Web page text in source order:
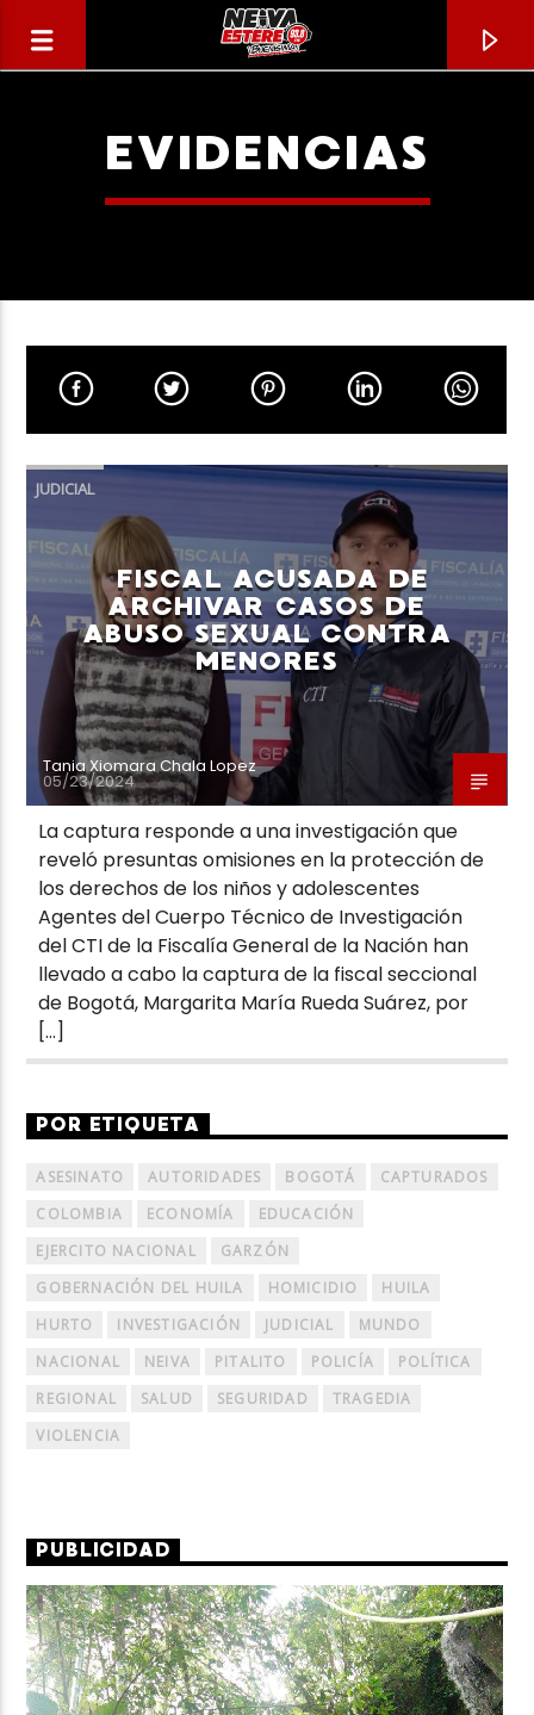
TÍTULO
ARTISTA
Neiva Estereo
EVIDENCIAS
JUDICIAL
FISCAL ACUSADA DE
ARCHIVAR CASOS DE
ABUSO SEXUAL CONTRA
MENORES
Tania Xiomara Chala Lopez
05/23/2024
La captura responde a una investigación que
reveló presuntas omisiones en la protección de
los derechos de los niños y adolescentes
Agentes del Cuerpo Técnico de Investigación
del CTI de la Fiscalía General de la Nación han
llevado a cabo la captura de la fiscal seccional
de Bogotá, Margarita María Rueda Suárez, por
[…]
POR ETIQUETA
ASESINATO AUTORIDADES BOGOTÁ
CAPTURADOS
COLOMBIA
ECONOMÍA
EDUCACIÓN
EJERCITO NACIONAL
GARZÓN
GOBERNACIÓN DEL HUILA
HOMICIDIO
HUILA
HURTO
INVESTIGACIÓN JUDICIAL
MUNDO
NACIONAL
NEIVA PITALITO POLICÍA
POLÍTICA
REGIONAL
SALUD SEGURIDAD
TRAGEDIA
VIOLENCIA
PUBLICIDAD